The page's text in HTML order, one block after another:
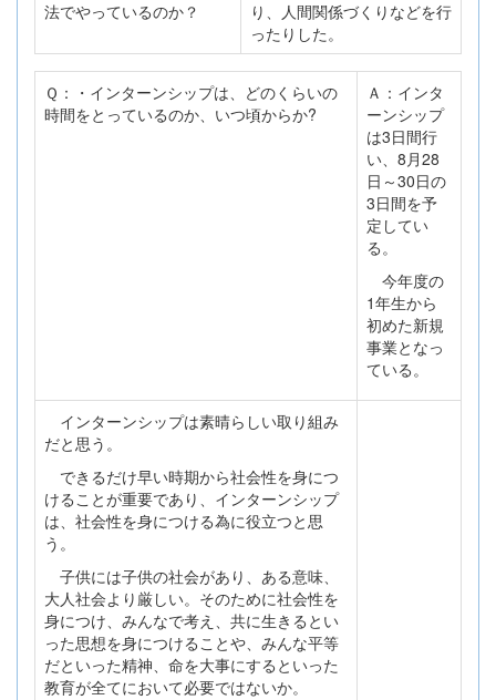
法でやっているのか？
り、人間関係づくりなどを行
ったりした。
Ｑ：・インターンシップは、どのくらいの
時間をとっているのか、いつ頃からか?
Ａ：インタ
ーンシップ
は3日間行
い、8月28
日～30日の
3日間を予
定してい
る。
今年度の
1年生から
初めた新規
事業となっ
ている。
インターンシップは素晴らしい取り組み
だと思う。
できるだけ早い時期から社会性を身につ
けることが重要であり、インターンシップ
は、社会性を身につける為に役立つと思
う。
子供には子供の社会があり、ある意味、
大人社会より厳しい。そのために社会性を
身につけ、みんなで考え、共に生きるとい
った思想を身につけることや、みんな平等
だといった精神、命を大事にするといった
教育が全てにおいて必要ではないか。